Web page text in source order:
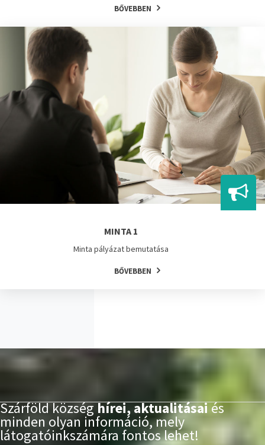
BŐVEBBEN
MINTA 1
Minta pályázat bemutatása
BŐVEBBEN
Szárföld községhírei, aktualitásaiés
minden olyan információ, mely
látogatóinkszámára fontos lehet!